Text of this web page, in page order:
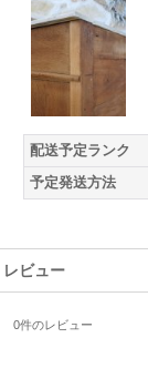
配送予定ランク
予定発送方法
レビュー
0件のレビュー